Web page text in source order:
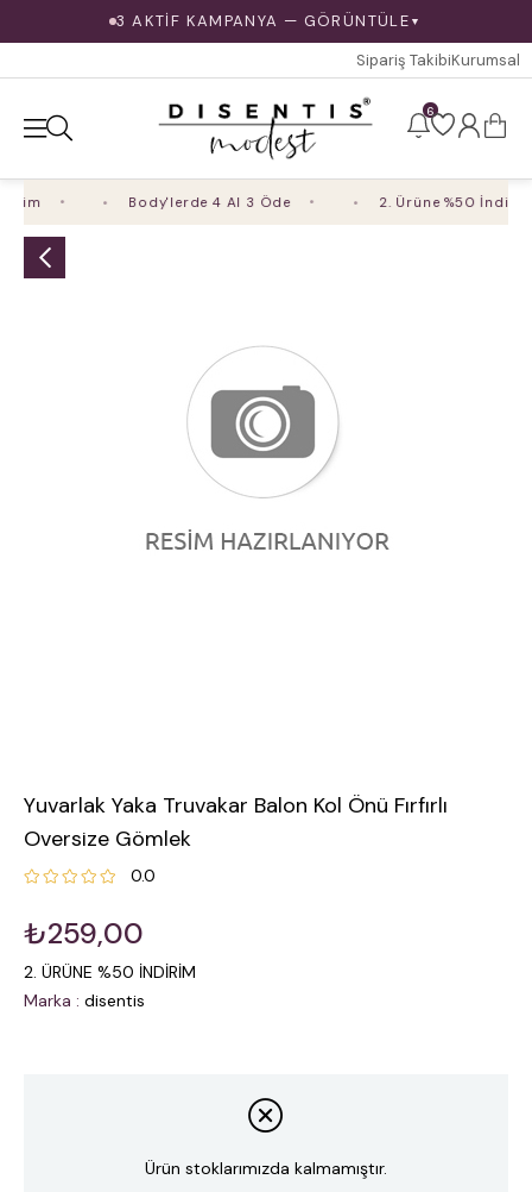
3 AKTİF KAMPANYA — GÖRÜNTÜLE ▼
Sipariş TakibiKurumsal
6
Body'lerde 4 Al 3 Öde 2. Ürüne %50 İndirim
Yuvarlak Yaka Truvakar Balon Kol Önü Fırfırlı
Oversize Gömlek
0.0
₺259,00
2. ÜRÜNE %50 İNDİRİM
Marka : disentis
Ürün stoklarımızda kalmamıştır.